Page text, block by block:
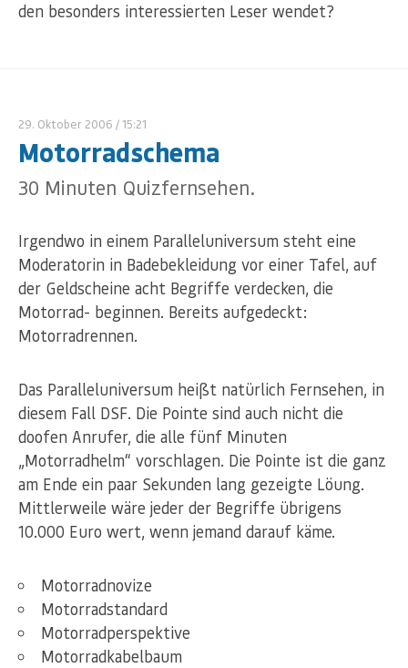
den besonders interessierten Leser wendet?
29. Oktober 2006 / 15:21
Motorradschema
30 Minuten Quizfernsehen.
Irgendwo in einem Paralleluniversum steht eine
Moderatorin in Badebekleidung vor einer Tafel, auf
der Geldscheine acht Begriffe verdecken, die
Motorrad- beginnen. Bereits aufgedeckt:
Motorradrennen.
Das Paralleluniversum heißt natürlich Fernsehen, in
diesem Fall DSF. Die Pointe sind auch nicht die
doofen Anrufer, die alle fünf Minuten
„Motorradhelm“ vorschlagen. Die Pointe ist die ganz
am Ende ein paar Sekunden lang gezeigte Löung.
Mittlerweile wäre jeder der Begriffe übrigens
10.000 Euro wert, wenn jemand darauf käme.
Motorradnovize
Motorradstandard
Motorradperspektive
Motorradkabelbaum